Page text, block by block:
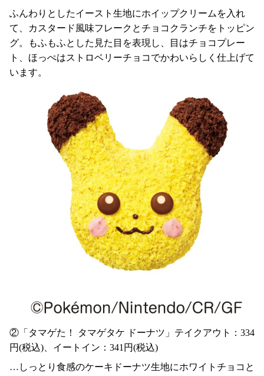
ふんわりとしたイースト生地にホイップクリームを入れ
て、カスタード風味フレークとチョコクランチをトッピン
グ。もふもふとした見た目を表現し、目はチョコプレー
ト、ほっぺはストロベリーチョコでかわいらしく仕上げて
います。
②「タマゲた！ タマゲタケ ドーナツ」テイクアウト：334
円(税込)、イートイン：341円(税込)
…しっとり食感のケーキドーナツ生地にホワイトチョコと